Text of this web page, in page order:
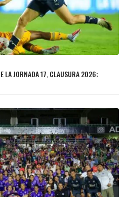
LA JORNADA 17, CLAUSURA 2026;